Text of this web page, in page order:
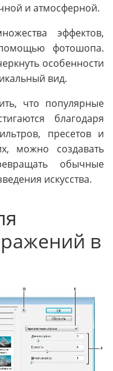
и атмосферной.
эффектов,
фотошопа.
особенности
вид.
что популярные
благодаря
пресетов и
можно создавать
обычные
искусства.
в